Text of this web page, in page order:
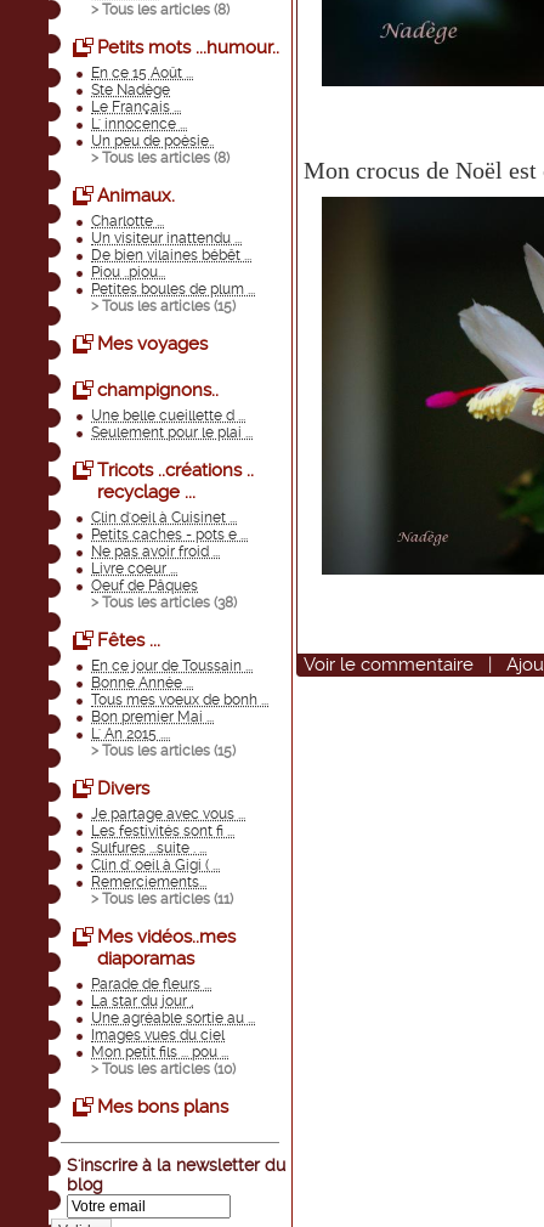
> Tous les articles (8)
Petits mots ...humour..
En ce 15 Août ...
Ste Nadège
Le Français ...
L' innocence ...
Un peu de poèsie..
> Tous les articles (8)
Animaux.
Charlotte ...
Un visiteur inattendu ...
De bien vilaines bébêt ...
Piou ..piou...
Petites boules de plum ...
> Tous les articles (15)
Mes voyages
champignons..
Une belle cueillette d ...
Seulement pour le plai ...
Tricots ..créations ..
recyclage ...
Clin d'oeil à Cuisinet ...
Petits caches - pots e ...
Ne pas avoir froid ...
Livre coeur ...
Oeuf de Pâques
> Tous les articles (38)
Fêtes ...
En ce jour de Toussain ...
Bonne Année ...
Tous mes voeux de bonh ...
Bon premier Mai ...
L' An 2015 ....
> Tous les articles (15)
Divers
Je partage avec vous ...
Les festivités sont fi ...
Sulfures ...suite . ...
Clin d' oeil à Gigi ( ...
Remerciements...
> Tous les articles (11)
Mes vidéos..mes
diaporamas
Parade de fleurs ...
La star du jour ,
Une agréable sortie au ...
Images vues du ciel
Mon petit fils ... pou ...
> Tous les articles (10)
Mes bons plans
S'inscrire à la newsletter du
blog
Mon crocus de Noël
Voir le commentaire |